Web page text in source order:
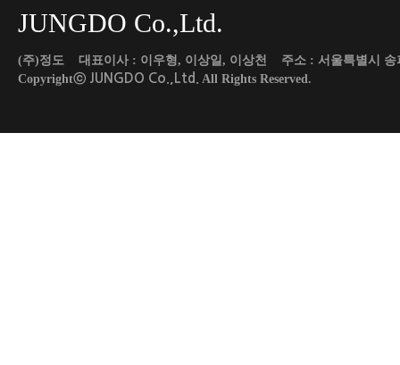
JUNGDO Co.,Ltd.
(주)정도 대표이사 : 이우형, 이상일, 이상천 주소 : 서울특별시 송
Copyrightⓒ JUNGDO Co.,Ltd. All Rights Reserved.